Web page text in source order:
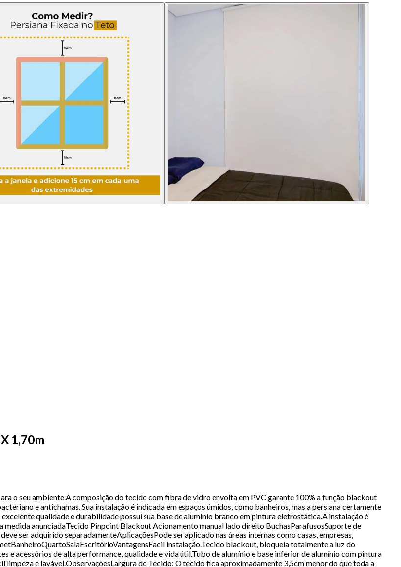
1,70m
o seu ambiente.A composição do tecido com fibra de vidro envolta em PVC garante 100% a função blackout
e antichamas. Sua instalação é indicada em espaços úmidos, como banheiros, mas a persiana certamente
qualidade e durabilidade possui sua base de alumínio branco em pintura eletrostática.A instalação é
anunciadaTecido Pinpoint Blackout Acionamento manual lado direito BuchasParafusosSuporte de
ser adquirido separadamenteAplicaçõesPode ser aplicado nas áreas internas como casas, empresas,
instalação.Tecido blackout, bloqueia totalmente a luz do
e acessórios de alta performance, qualidade e vida útil.Tubo de alumínio e base inferior de alumínio com pintura
e lavável.ObservaçõesLargura do Tecido: O tecido fica aproximadamente 3,5cm menor do que toda a